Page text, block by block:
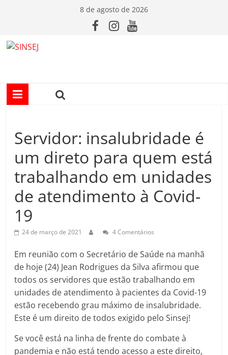
conteúdo
8 de agosto de 2026
I
S
E
Servidor: insalubridade é
um direto para quem está
trabalhando em unidades
de atendimento à Covid-
19
24 de março de 2021 4 Comentários
Em reunião com o Secretário de Saúde na manhã
de hoje (24) Jean Rodrigues da Silva afirmou que
todos os servidores que estão trabalhando em
unidades de atendimento à pacientes da Covid-19
estão recebendo grau máximo de insalubridade.
Este é um direito de todos exigido pelo Sinsej!
Se você está na linha de frente do combate à
pandemia e não está tendo acesso a este direito,